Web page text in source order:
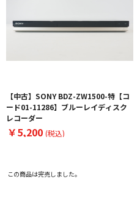
【中古】SONY BDZ-ZW1500-特【コ
ード01-11286】ブルーレイディスク
レコーダー
￥5,200 (税込)
この商品は完売しました。